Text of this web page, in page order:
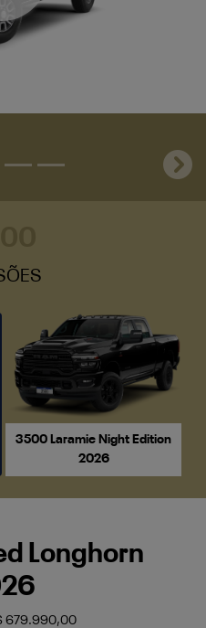
3500 Laramie Night Edition
2026
Longhorn
679.990,00